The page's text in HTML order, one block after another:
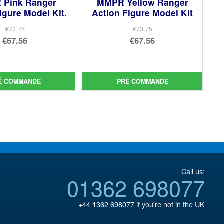
Model Kit.
€73.75
Le
était :
€73.75.
€67.56
actuel
est :
COMMANDE
Action Figure Model Kit
€73.75
Le
était :
€73.75.
€67.56
actuel
est :
PRÉ COMMANDE
Call us:
01362 698077
+44 1362 698077if you're not in the UK